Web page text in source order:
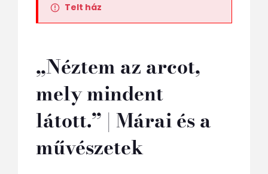
Telt ház
„Néztem az arcot,
mely mindent
látott.” | Márai és a
művészetek